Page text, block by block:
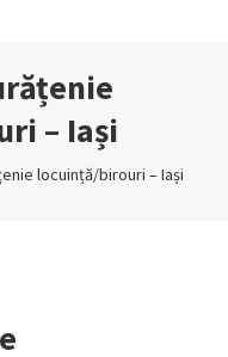
– Iași
locuință/birouri – Iași